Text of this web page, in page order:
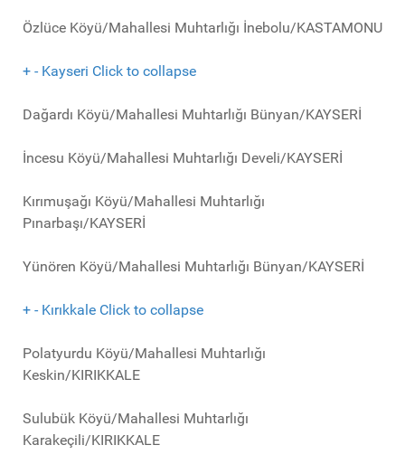
Özlüce Köyü/Mahallesi Muhtarlığı İnebolu/KASTAMONU
+ - Kayseri Click to collapse
Dağardı Köyü/Mahallesi Muhtarlığı Bünyan/KAYSERİ
İncesu Köyü/Mahallesi Muhtarlığı Develi/KAYSERİ
Kırımuşağı Köyü/Mahallesi Muhtarlığı
Pınarbaşı/KAYSERİ
Yünören Köyü/Mahallesi Muhtarlığı Bünyan/KAYSERİ
+ - Kırıkkale Click to collapse
Polatyurdu Köyü/Mahallesi Muhtarlığı
Keskin/KIRIKKALE
Sulubük Köyü/Mahallesi Muhtarlığı
Karakeçili/KIRIKKALE